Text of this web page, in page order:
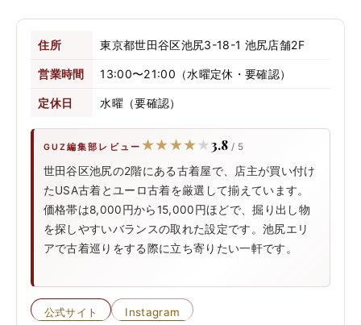
住所 東京都世田谷区池尻3-18-1 池尻店舗2F
営業時間 13:00〜21:00（水曜定休・要確認）
定休日 水曜（要確認）
GUZ編集部レビュー ★★★★★
★★★★★ 3.8 / 5
世田谷区池尻の2階にある古着屋で、店主が買い付け
たUSA古着とユーロ古着を厳選して揃えています。
価格帯は8,000円から15,000円ほどで、掘り出し物
を探しやすいバランスの取れた設定です。池尻エリ
アで古着巡りをする際に立ち寄りたい一軒です。
公式サイト Instagram